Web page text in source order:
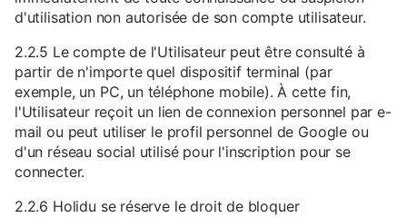
d'utilisation non autorisée de son compte utilisateur.
2.2.5 Le compte de l'Utilisateur peut être consulté à
partir de n'importe quel dispositif terminal (par
exemple, un PC, un téléphone mobile). À cette fin,
l'Utilisateur reçoit un lien de connexion personnel par e-
mail ou peut utiliser le profil personnel de Google ou
d'un réseau social utilisé pour l'inscription pour se
connecter.
2.2.6 Holidu se réserve le droit de bloquer